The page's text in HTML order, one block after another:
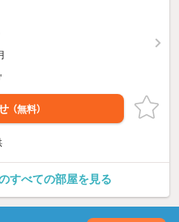
（無料）
すべての部屋を見る